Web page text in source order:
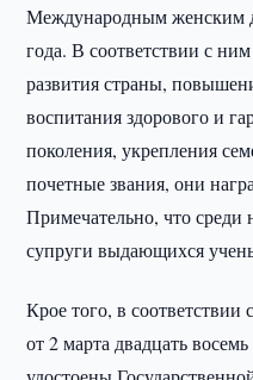
Международным женским
года. В соответствии с
развития страны,
воспитания здорового и
поколения, укрепления
почетные звания, они
Примечательно, что
супруги выдающихся
Крое того, в соответствии
от 2 марта двадцать